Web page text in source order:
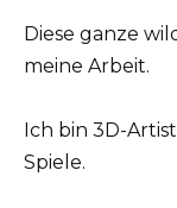
Diese ganze
meine Arbeit.
Ich bin 3D-
Spiele.